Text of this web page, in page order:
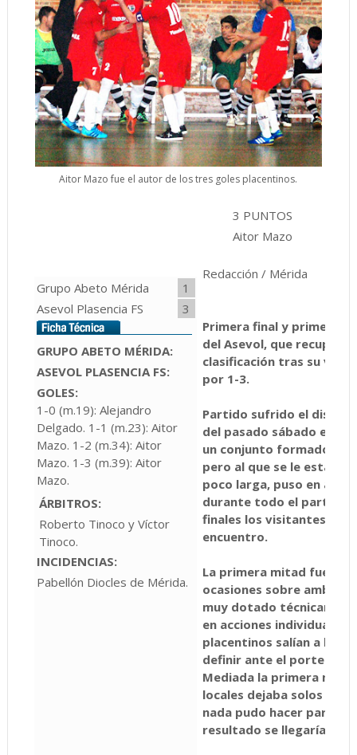
Aitor Mazo fue el autor de los tres goles placentinos.
Grupo Abeto Mérida
1
Asevol Plasencia FS
3
GRUPO ABETO MÉRIDA:
ASEVOL PLASENCIA FS:
GOLES:
1-0 (m.19): Alejandro
Delgado. 1-1 (m.23): Aitor
Mazo. 1-2 (m.34): Aitor
Mazo. 1-3 (m.39): Aitor
Mazo.
ÁRBITROS:
Roberto Tinoco y Víctor
Tinoco.
INCIDENCIAS:
Pabellón Diocles de Mérida.
3 PUNTOS
Aitor Mazo
Redacción / Mérida
Primera final y primera
del Asevol, que
clasificación tras su
por 1-3.
Partido sufrido el
del pasado sábado en la
un conjunto formado
pero al que se le está
poco larga, puso en
durante todo el partido
finales los visitantes
encuentro.
La primera mitad fue de
ocasiones sobre ambas
muy dotado
en acciones individuales,
placentinos salían a la
definir ante el portero
Mediada la primera
locales dejaba solos a
nada pudo hacer para
resultado se llegaría al